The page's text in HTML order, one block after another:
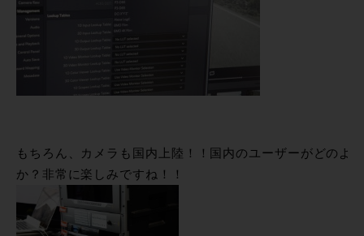
もちろん、カメラも国内上陸！！国内のユーザーがどのよ
か？非常に楽しみですね！！